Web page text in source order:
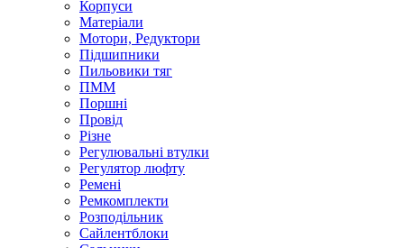
Корпуси
Матеріали
Мотори, Редуктори
Підшипники
Пильовики тяг
ПММ
Поршні
Провід
Різне
Регулювальні втулки
Регулятор люфту
Ремені
Ремкомплекти
Розподільник
Сайлентблоки